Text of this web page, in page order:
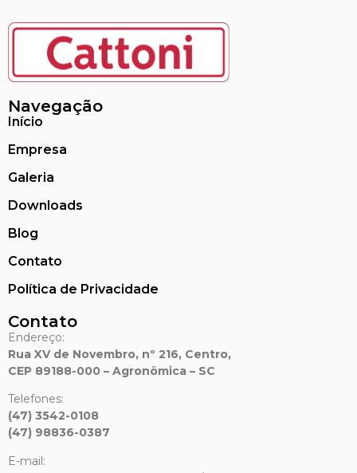
Navegação
Início
Empresa
Galeria
Downloads
Blog
Contato
Política de Privacidade
Contato
Endereço:
Rua XV de Novembro, nº 216, Centro,
CEP 89188-000 – Agronômica – SC
Telefones:
(47) 3542-0108
(47) 98836-0387
E-mail: